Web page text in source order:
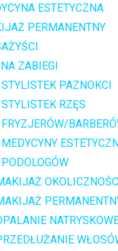
ESTETYCZNA
PERMANENTNY
ZABIEGI
PAZNOKCI
RZĘS